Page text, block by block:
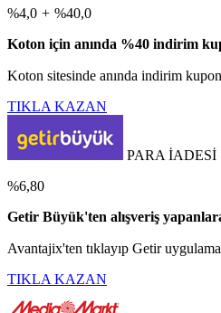
%4,0 + %40,0
Koton için anında %40 indirim
Koton sitesinde anında indirim
TIKLA KAZAN
PARA İADESİ
%6,80
Getir Büyük'ten alışveriş
Avantajix'ten tıklayıp Getir
TIKLA KAZAN